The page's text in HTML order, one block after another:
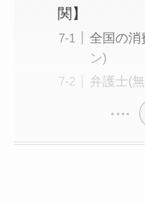
関】
全国の消
ン)
弁護士(